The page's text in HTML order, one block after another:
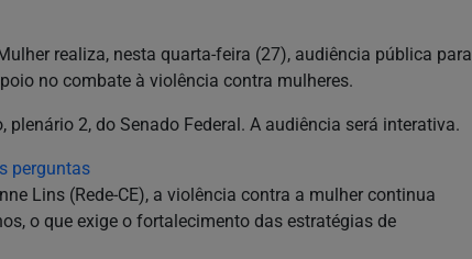
realiza, nesta quarta-feira (27), audiência pública para
no combate à violência contra mulheres.
2, do Senado Federal. A audiência será interativa.
perguntas
Lins (Rede-CE), a violência contra a mulher continua
o que exige o fortalecimento das estratégias de